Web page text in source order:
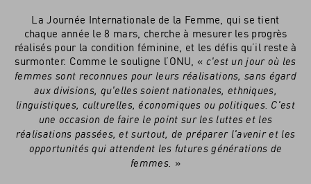
La Journée Internationale de la Femme, qui se tient
chaque année le 8 mars, cherche à mesurer les progrès
réalisés pour la condition féminine, et les défis qu’il reste à
surmonter. Comme le souligne l’ONU, « c'est un jour où les
femmes sont reconnues pour leurs réalisations, sans égard
aux divisions, qu'elles soient nationales, ethniques,
linguistiques, culturelles, économiques ou politiques. C'est
une occasion de faire le point sur les luttes et les
réalisations passées, et surtout, de préparer l'avenir et les
opportunités qui attendent les futures générations de
femmes. »